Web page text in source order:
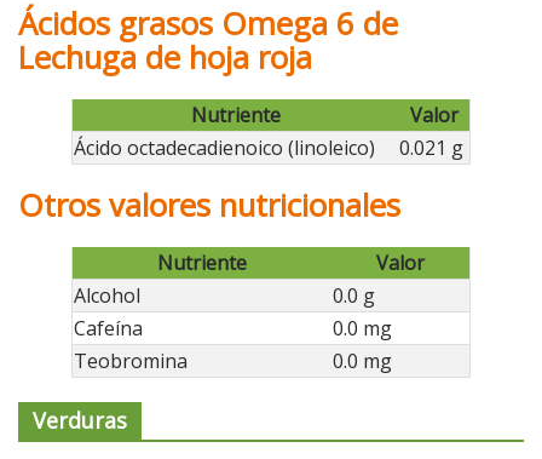
Ácidos grasos Omega 6 de
Lechuga de hoja roja
Nutriente
Valor
Ácido octadecadienoico (linoleico)
0.021 g
Otros valores nutricionales
Nutriente
Valor
Alcohol
0.0 g
Cafeína
0.0 mg
Teobromina
0.0 mg
Verduras